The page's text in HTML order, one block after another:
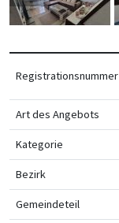
Registrationsnummer
Art des Angebots
Kategorie
Bezirk
Gemeindeteil